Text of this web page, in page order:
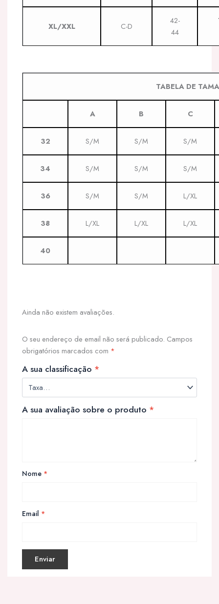
XL/XXL C-D
42-
44
TABELA DE
A B C
32 S/M S/M S/M
34 S/M S/M S/M
36 S/M S/M L/XL
38 L/XL L/XL L/XL
40
Ainda não existem avaliações.
O seu endereço de email não será publicado. Campos
obrigatórios marcados com *
A sua classificação *
A sua avaliação sobre o produto *
Nome *
Email *